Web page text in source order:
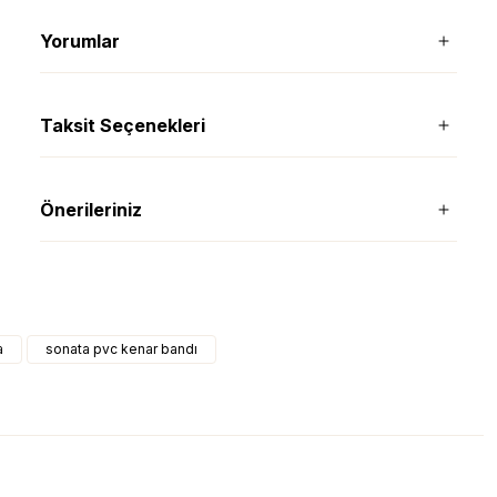
Yorumlar
Taksit Seçenekleri
Önerileriniz
sonata pvc kenar bandı